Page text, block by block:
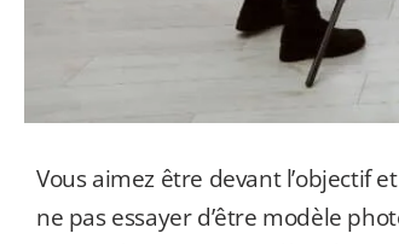
Vous aimez être devant l’objectif
ne pas essayer d’être modèle